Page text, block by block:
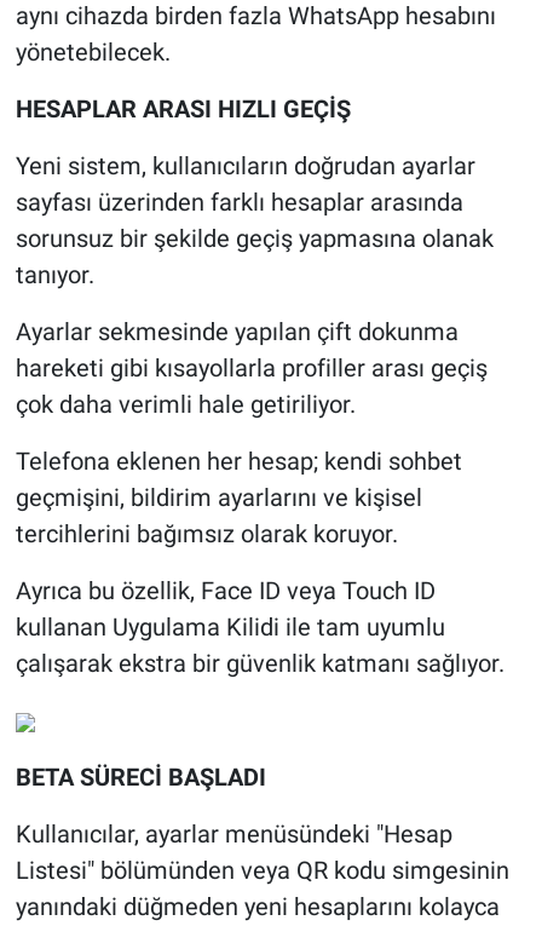
aynı cihazda birden fazla WhatsApp hesabını
yönetebilecek.
HESAPLAR ARASI HIZLI GEÇİŞ
Yeni sistem, kullanıcıların doğrudan ayarlar
sayfası üzerinden farklı hesaplar arasında
sorunsuz bir şekilde geçiş yapmasına olanak
tanıyor.
Ayarlar sekmesinde yapılan çift dokunma
hareketi gibi kısayollarla profiller arası geçiş
çok daha verimli hale getiriliyor.
Telefona eklenen her hesap; kendi sohbet
geçmişini, bildirim ayarlarını ve kişisel
tercihlerini bağımsız olarak koruyor.
Ayrıca bu özellik, Face ID veya Touch ID
kullanan Uygulama Kilidi ile tam uyumlu
çalışarak ekstra bir güvenlik katmanı sağlıyor.
BETA SÜRECİ BAŞLADI
Kullanıcılar, ayarlar menüsündeki "Hesap
Listesi" bölümünden veya QR kodu simgesinin
yanındaki düğmeden yeni hesaplarını kolayca